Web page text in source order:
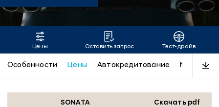
SONATA
Цены Оставить запрос Тест-драйв
Особенности Цены Автокредитование N-Line
SONATA Скачать pdf